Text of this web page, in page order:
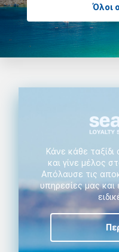
Όλοι
Κάνε κάθε ταξίδι
και γίνε μέλος
Aπόλαυσε τις
υπηρεσίες μας